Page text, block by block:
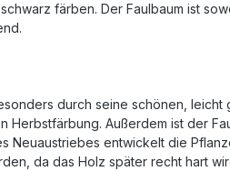
färben. Der Faulbaum ist
durch seine schönen,
Außerdem ist der
Neuaustriebes entwickelt die
da das Holz später recht hart